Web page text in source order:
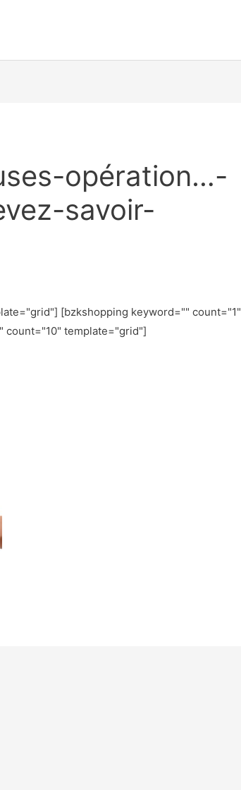
opération…-
savoir-
[bzkshopping keyword="" count="1"
" count="10" template="grid"]